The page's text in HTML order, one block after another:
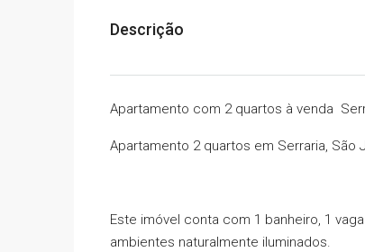
Descrição
Apartamento com 2 quartos à venda
Apartamento 2 quartos em Serraria, São
Este imóvel conta com 1 banheiro, 1
ambientes naturalmente iluminados.